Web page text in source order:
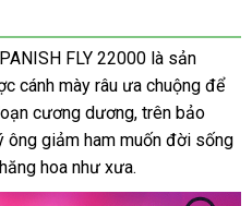
FLY 22000 là sản
cánh mày râu ưa chuộng Trung
để
cương dươngbảo
hành
, trên bảo
ông giảm ham muốn đời sống
hoa như xưa.